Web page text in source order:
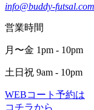
info@buddy-futsal.com
営業時間
月〜金 1pm - 10pm
土日祝 9am - 10pm
WEBコート予約は
コチラから